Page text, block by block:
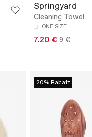
Springyard
Cleaning Towel
ONE SIZE
7.20 € 9 €
20% Rabatt